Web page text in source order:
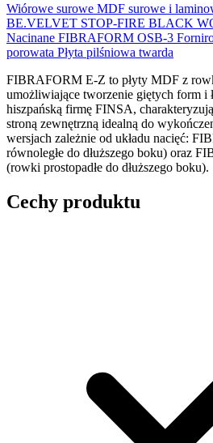
Wiórowe surowe MDF surowe i
BE.VELVET STOP-FIRE BLACK
Nacinane FIBRAFORM OSB-3
porowata Płyta pilśniowa twarda
FIBRAFORM E-Z to płyty MDF z
umożliwiające tworzenie giętych form i
hiszpańską firmę FINSA,
stroną zewnętrzną idealną do
wersjach zależnie od układu nacięć:
równoległe do dłuższego boku) oraz
(rowki prostopadłe do dłuższego boku).
Cechy produktu